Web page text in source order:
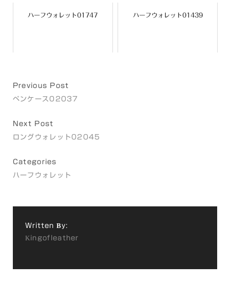
ハーフウォレット01747 ハーフウォレット01439
Previous Post
ペンケース02037
Next Post
ロングウォレット02045
Categories
ハーフウォレット
Written By:
Kingofleather